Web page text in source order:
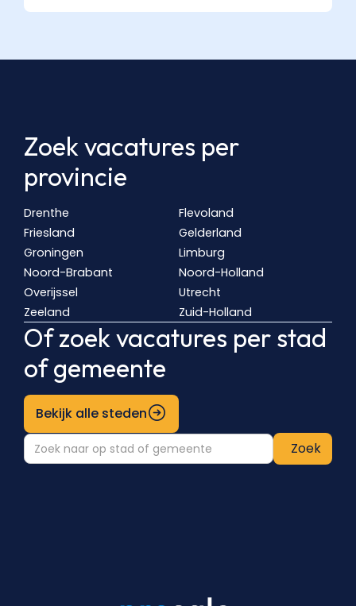
Zoek vacatures per
provincie
Drenthe
Flevoland
Friesland
Gelderland
Groningen
Limburg
Noord-Brabant
Noord-Holland
Overijssel
Utrecht
Zeeland
Zuid-Holland
Of zoek vacatures per stad
of gemeente
Bekijk alle steden